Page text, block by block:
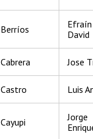
Berríos
Efraín
David
Cabrera Jose
Castro Luis
Cayupi
Jorge